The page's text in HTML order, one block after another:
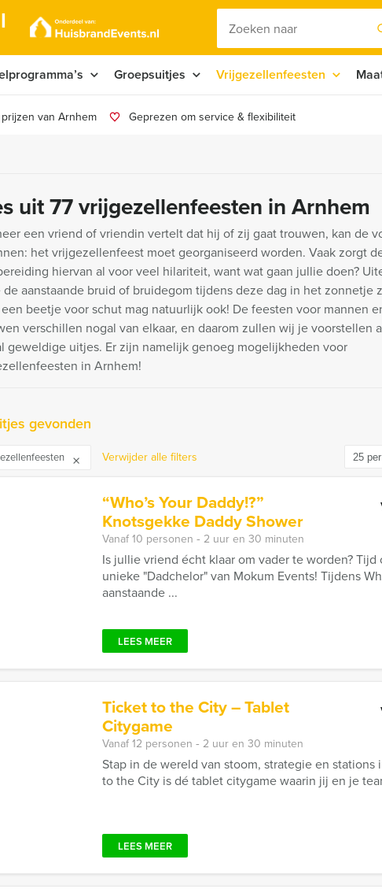
Groepsuitjes Vrijgezellenfeesten
van Arnhem Geprezen om service & flexibiliteit
uit 77 vrijgezellenfeesten in Arnhem
een vriend of vriendin vertelt dat hij of zij gaat trouwen, kan de
het vrijgezellenfeest moet georganiseerd worden. Vaak zorgt
hiervan al voor veel hilariteit, want wat gaan jullie doen?
aanstaande bruid of bruidegom tijdens deze dag in het zonnetje
beetje voor schut mag natuurlijk ook! De feesten voor mannen
verschillen nogal van elkaar, en daarom zullen wij je voorstellen
geweldige uitjes. Er zijn namelijk genoeg mogelijkheden voor
in Arnhem!
gevonden
Verwijder alle filters
“Who’s Your Daddy!?”
Knotsgekke Daddy Shower
Vanaf 10 personen ‐ 2 uur en 30 minuten
Is jullie vriend écht klaar om vader te worden?
unieke "Dadchelor" van Mokum Events! Tijdens
aanstaande ...
LEES MEER
Ticket to the City – Tablet
Citygame
Vanaf 12 personen ‐ 2 uur en 30 minuten
Stap in de wereld van stoom, strategie en
to the City is dé tablet citygame waarin jij en je
LEES MEER